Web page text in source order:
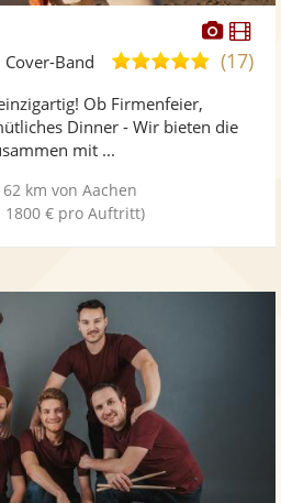
5,0(17)
Band
Ob Firmenfeier,
Dinner - Wir bieten die
mit ...
62 km von Aachen
1800 € pro Auftritt)